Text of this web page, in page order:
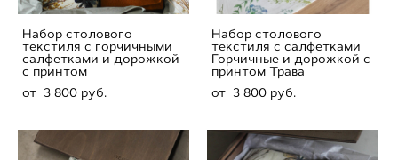
Набор столового
текстиля с горчичными
салфетками и дорожкой
с принтом
от 3 800 pуб.
Набор столового
текстиля с салфетками
Горчичные и дорожкой с
принтом Трава
от 3 800 pуб.